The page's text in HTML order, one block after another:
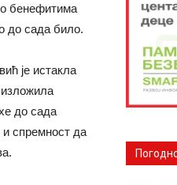
бенефитима
до сада било.
је истакла
изложила
до сада
и спремност да